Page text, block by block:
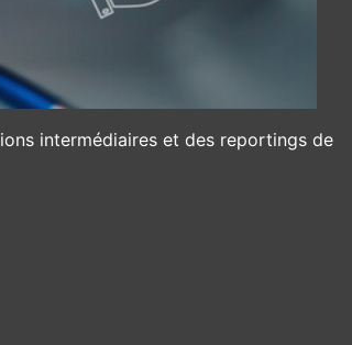
intermédiaires et des reportings de